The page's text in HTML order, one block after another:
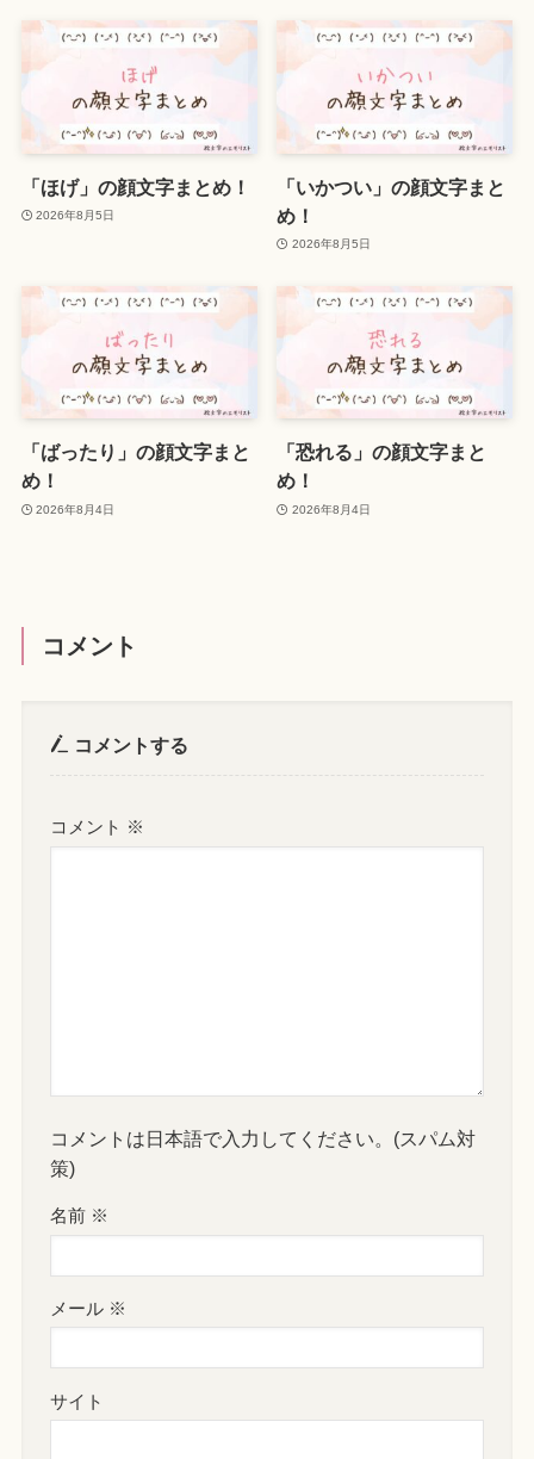
「ほげ」の顔文字まとめ！
2026年8月5日
「いかつい」の顔文字まと
め！
2026年8月5日
「ばったり」の顔文字まと
め！
2026年8月4日
「恐れる」の顔文字まと
め！
2026年8月4日
コメント
コメントする
コメント ※
コメントは日本語で入力してください。(スパム対
策)
名前 ※
メール ※
サイト